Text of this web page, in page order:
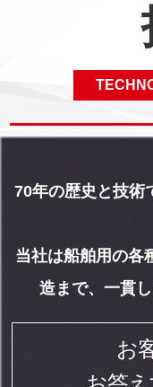
70年の歴史と技術
当社は船舶用の各
造まで、一貫
お